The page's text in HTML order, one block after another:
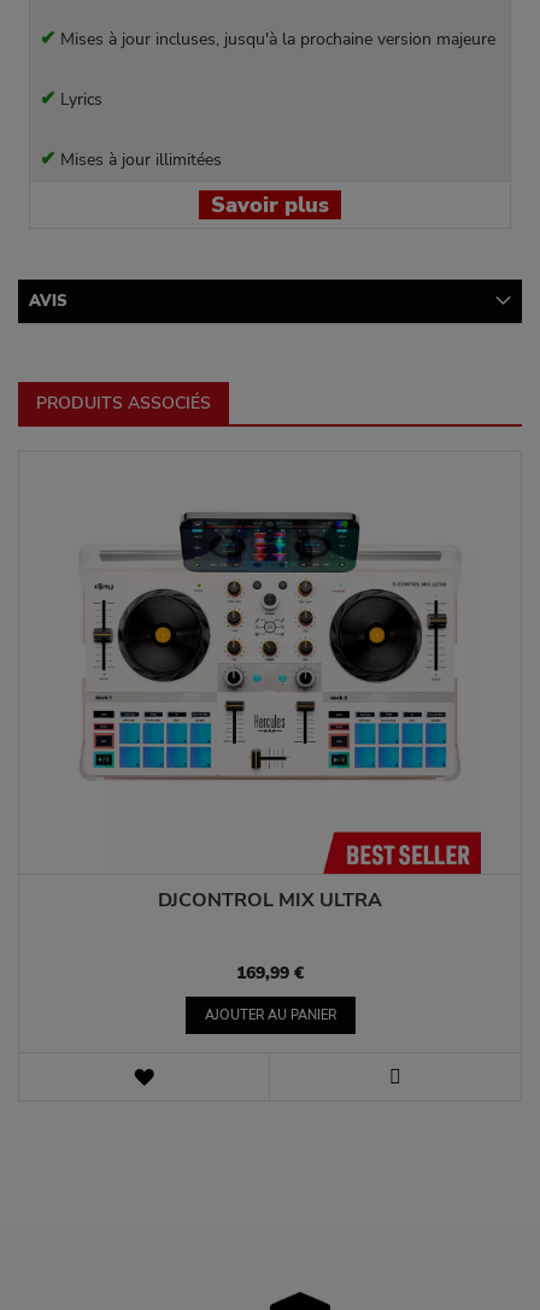
✔ Mises à jour incluses, jusqu'à la prochaine version majeure
✔ Lyrics
✔ Mises à jour illimitées
Savoir plus
AVIS
PRODUITS ASSOCIÉS
DJCONTROL MIX ULTRA
169,99 €
AJOUTER AU PANIER
AJOUTER